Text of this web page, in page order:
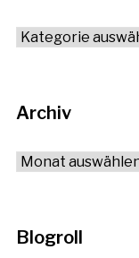
Alle
Archiv
Archiv
Blogroll